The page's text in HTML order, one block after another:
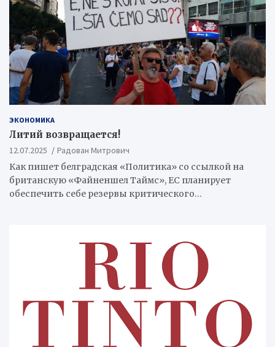
ЭКОНОМИКА
Литий возвращается!
12.07.2025
Радован Митрович
Как пишет белградская «Политика» со ссылкой на
британскую «Файненшел Таймс», ЕС планирует
обеспечить себе резервы критического…